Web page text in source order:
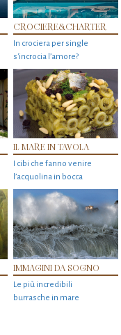
CROCIERE&CHARTER
In crociera per single
s'incrocia l’amore?
IL MARE IN TAVOLA
I cibi che fanno venire
l’acquolina in bocca
IMMAGINI DA SOGNO
Le più incredibili
burrasche in mare